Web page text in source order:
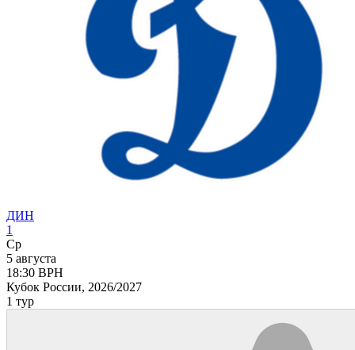
ДИН
1
Ср
5 августа
18:30 ВРН
Кубок России, 2026/2027
1 тур